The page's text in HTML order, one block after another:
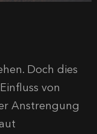
Doch dies
von
Anstrengung